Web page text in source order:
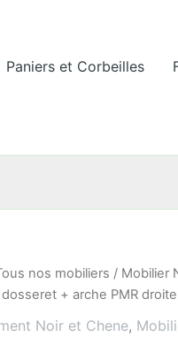
Paniers et Corbeilles
nos mobiliers / Mobilier
+ arche PMR droite
Noir et Chene,